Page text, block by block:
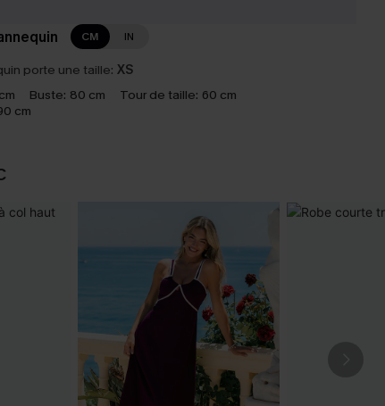
CM IN
porte une taille: XS
Buste: 80 cm Tour de taille: 60 cm
cm